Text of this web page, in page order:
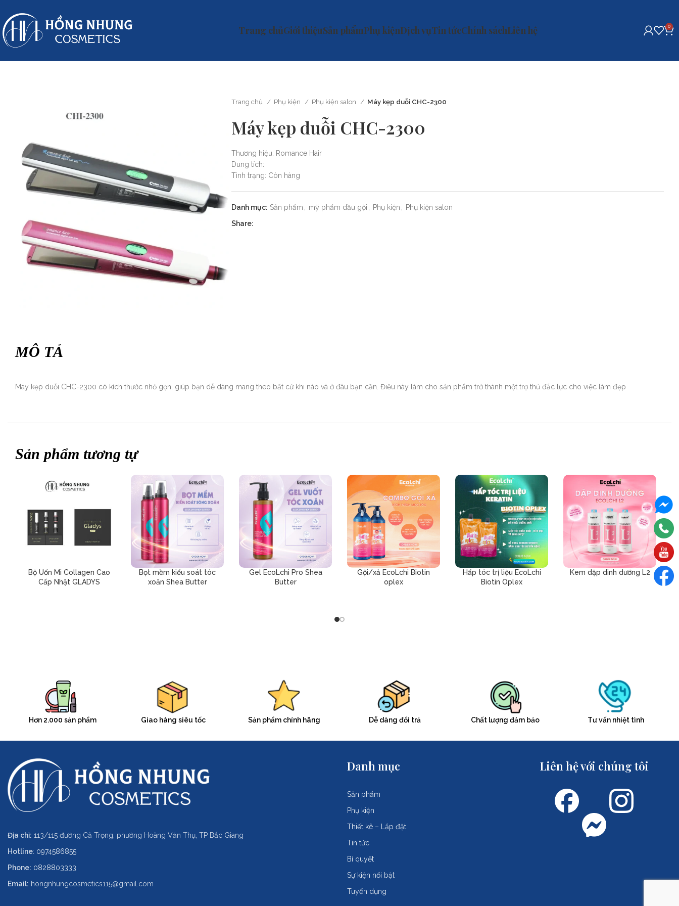
Trang chủGiới thiệuSản phẩmPhụ kiệnDịch vụTin tứcChính sáchLiên hệ 0
Trang chủ Phụ kiện Phụ kiện salon Máy kẹp duỗi CHC-2300
Máy kẹp duỗi CHC-2300
Thương hiệu: Romance Hair
Dung tích:
Tình trạng: Còn hàng
Danh mục: Sản phẩm mỹ phẩm dầu gội Phụ kiện
Phụ kiện salon
Share:
MÔ TẢ
Máy kẹp duỗi CHC-2300 có kích thước nhỏ gọn, giúp bạn dễ dàng mang theo bất cứ khi nào và ở đâu bạn cần. Điều này làm cho sản phẩm trở thành một trợ thủ đắc lực cho việc làm đẹp
Sản phẩm tương tự
Bộ Uốn Mi Collagen Cao
Cấp Nhật GLADYS
Bọt mềm kiểu soát tóc
xoăn Shea Butter
Gel EcoLchi Pro Shea
Butter
Gội/xả EcoLchi Biotin
oplex
Hấp tóc trị liệu EcoLchi
Biotin Oplex
Kem dập dinh dưỡng L2
Hơn 2.000 sản phẩm Giao hàng siêu tốc Sản phẩm chính hãng Dễ dàng đổi trả Chất lượng đảm bảo Tư vấn nhiệt tình
Địa chỉ: 113/115 đường Cả Trọng, phường Hoàng Văn Thụ, TP Bắc Giang
Hotline: 0974586855
Phone: 0828803333
Email: hongnhungcosmetics115@gmail.com
Danh mục
Sản phẩm
Phụ kiện
Thiết kê – Lắp đặt
Tin tức
Bí quyết
Sự kiện nổi bật
Tuyển dụng
Liên hệ với chúng tôi